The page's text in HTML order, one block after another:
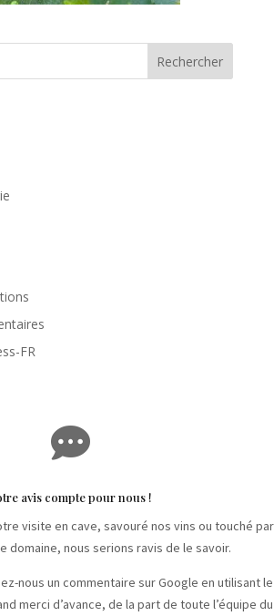
FR

avis compte pour nous !
visite en cave, savouré nos vins ou touché par
domaine, nous serions ravis de le savoir.
nous un commentaire sur Google en utilisant le
merci d’avance, de la part de toute l’équipe du